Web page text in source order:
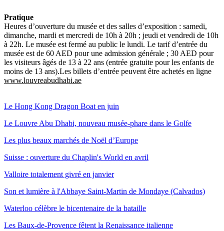
Pratique
Heures d’ouverture du musée et des salles d’exposition : samedi,
dimanche, mardi et mercredi de 10h à 20h ; jeudi et vendredi de 10h
à 22h. Le musée est fermé au public le lundi. Le tarif d’entrée du
musée est de 60 AED pour une admission générale ; 30 AED pour
les visiteurs âgés de 13 à 22 ans (entrée gratuite pour les enfants de
moins de 13 ans).Les billets d’entrée peuvent être achetés en ligne
www.louvreabudhabi.ae
Le Hong Kong Dragon Boat en juin
Le Louvre Abu Dhabi, nouveau musée-phare dans le Golfe
Les plus beaux marchés de Noël d’Europe
Suisse : ouverture du Chaplin's World en avril
Valloire totalement givré en janvier
Son et lumière à l'Abbaye Saint-Martin de Mondaye (Calvados)
Waterloo célèbre le bicentenaire de la bataille
Les Baux-de-Provence fêtent la Renaissance italienne